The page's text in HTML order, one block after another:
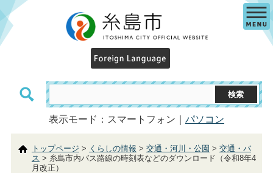
表示モード：スマートフォン｜ パソコン
トップページ > くらしの情報 > 交通・河川・公園 > 交通・バ
ス > 糸島市内バス路線の時刻表などのダウンロード（令和8年4
月改正）